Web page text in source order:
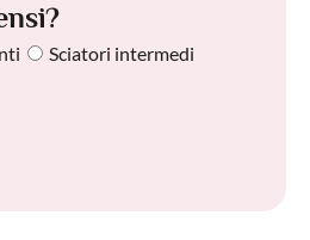
Sciatori intermedi